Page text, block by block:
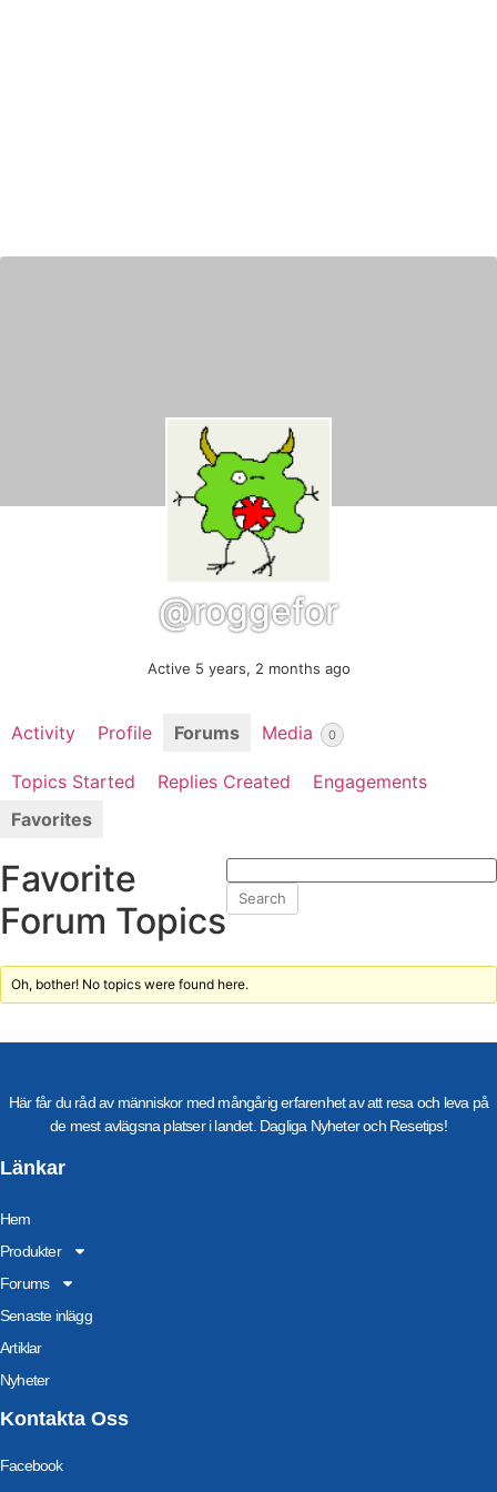
@roggefor
Active 5 years, 2 months ago
Activity Profile Forums Media 0
Topics Started Replies Created
Engagements
Favorites
Favorite
Forum Topics
Oh, bother! No topics were found here.
Här får du råd av människor med mångårig erfarenhet av att resa och leva på
de mest avlägsna platser i landet. Dagliga Nyheter och Resetips!
Länkar
Hem
Produkter
Forums
Senaste inlägg
Artiklar
Nyheter
Kontakta Oss
Facebook